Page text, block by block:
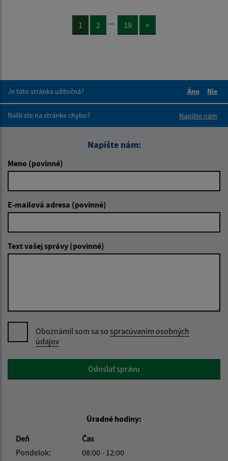
1 2 ... 19 >
Je táto stránka užitočná?
Áno
Nie
Našli ste na stránke chybu?
Napíšte nám
Napíšte nám:
Meno (povinné)
E-mailová adresa (povinné)
Text vašej správy (povinné)
Oboznámil som sa so spracúvaním osobných
údajov
Google reCaptcha ResponseOdoslať správu
Úradné hodiny:
Deň
Čas
Pondelok:
08:00 - 12:00